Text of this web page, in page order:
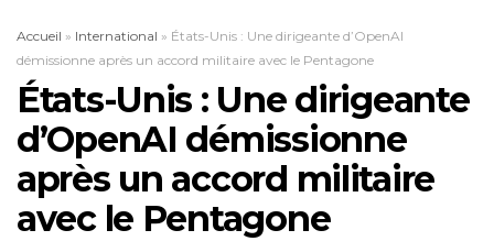
Accueil » International » États-Unis : Une dirigeante d’OpenAI
démissionne après un accord militaire avec le Pentagone
États-Unis : Une dirigeante
d’OpenAI démissionne
après un accord militaire
avec le Pentagone